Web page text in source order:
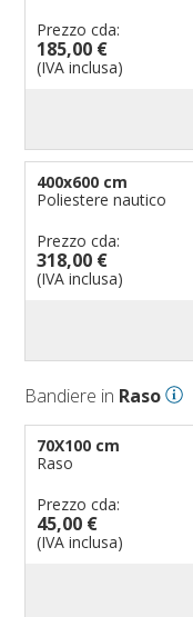
Prezzo cda:
185,00 €
(IVA inclusa)
400x600 cm
Poliestere nautico
Prezzo cda:
318,00 €
(IVA inclusa)
Bandiere in Raso
70X100 cm
Raso
Prezzo cda:
45,00 €
(IVA inclusa)